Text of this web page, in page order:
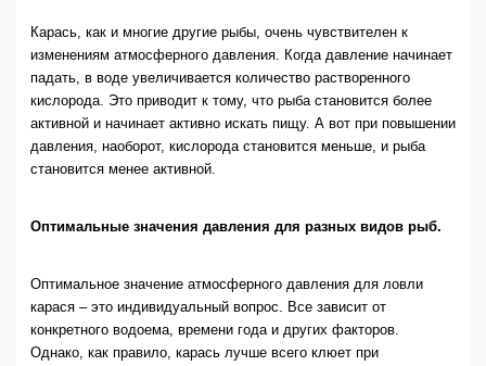
Карась, как и многие другие рыбы, очень чувствителен к
изменениям атмосферного давления. Когда давление начинает
падать, в воде увеличивается количество растворенного
кислорода. Это приводит к тому, что рыба становится более
активной и начинает активно искать пищу. А вот при повышении
давления, наоборот, кислорода становится меньше, и рыба
становится менее активной.
Оптимальные значения давления для разных видов рыб.
Оптимальное значение атмосферного давления для ловли
карася – это индивидуальный вопрос. Все зависит от
конкретного водоема, времени года и других факторов.
Однако, как правило, карась лучше всего клюет при